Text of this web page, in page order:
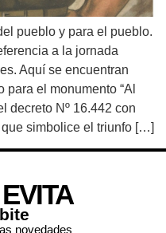
pueblo y para el pueblo.
a la jornada
Aquí se encuentran
el monumento “Al
decreto Nº 16.442 con
simbolice el triunfo […]
novedades